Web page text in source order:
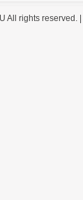
All rights reserved. |